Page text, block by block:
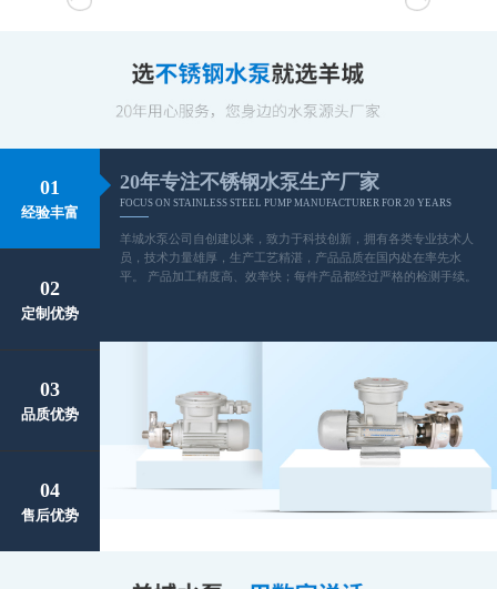
01
经验丰富
02
定制优势
03
品质优势
04
售后优势
20年专注不锈钢水泵生产厂家
FOCUS ON STAINLESS STEEL PUMP MANUFACTURER FOR 20 YEARS
羊城水泵公司自创建以来，致力于科技创新，拥有各类专业技术人
员，技术力量雄厚，生产工艺精湛，产品品质在国内处在率先水
平。 产品加工精度高、效率快；每件产品都经过严格的检测手续。